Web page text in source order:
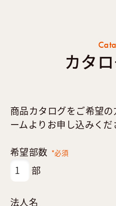
カタ
商品カタログをご希望
ームよりお申し込みくだ
希望部数 *必須
部
法人名